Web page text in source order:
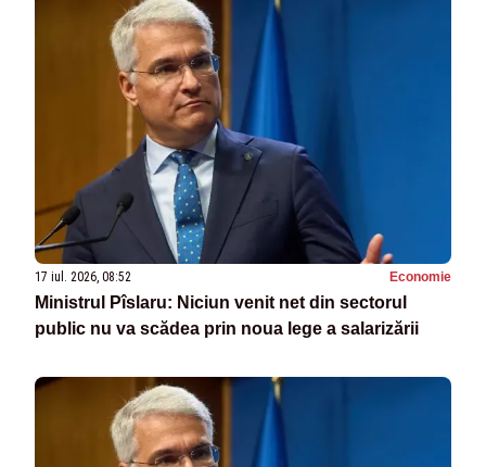
17 iul. 2026, 08:52 Economie
Ministrul Pîslaru: Niciun venit net din sectorul
public nu va scădea prin noua lege a salarizării